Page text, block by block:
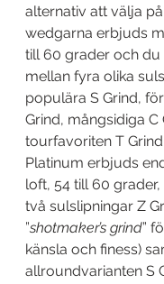
alternativ att välja
wedgarna erbjuds
till 60 grader och du
mellan fyra olika
populära S Grind,
Grind, mångsidiga C
tourfavoriten T
Platinum erbjuds
loft, 54 till 60
två sulslipningar Z
”shotmaker’s grind”
känsla och finess)
allroundvarianten S